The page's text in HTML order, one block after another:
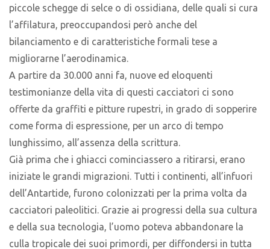
piccole schegge di selce o di ossidiana, delle quali si cura
l’affilatura, preoccupandosi però anche del
bilanciamento e di caratteristiche formali tese a
migliorarne l’aerodinamica.
A partire da 30.000 anni fa, nuove ed eloquenti
testimonianze della vita di questi cacciatori ci sono
offerte da graffiti e pitture rupestri, in grado di sopperire
come forma di espressione, per un arco di tempo
lunghissimo, all’assenza della scrittura.
Già prima che i ghiacci cominciassero a ritirarsi, erano
iniziate le grandi migrazioni. Tutti i continenti, all’infuori
dell’Antartide, furono colonizzati per la prima volta da
cacciatori paleolitici. Grazie ai progressi della sua cultura
e della sua tecnologia, l’uomo poteva abbandonare la
culla tropicale dei suoi primordi, per diffondersi in tutta